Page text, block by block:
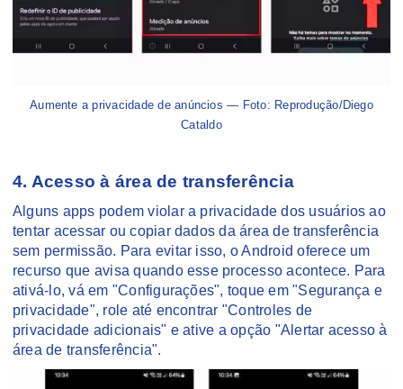
Aumente a privacidade de anúncios — Foto: Reprodução/Diego
Cataldo
4. Acesso à área de transferência
Alguns apps podem violar a privacidade dos usuários ao
tentar acessar ou copiar dados da área de transferência
sem permissão. Para evitar isso, o Android oferece um
recurso que avisa quando esse processo acontece. Para
ativá-lo, vá em "Configurações", toque em "Segurança e
privacidade", role até encontrar "Controles de
privacidade adicionais" e ative a opção "Alertar acesso à
área de transferência".